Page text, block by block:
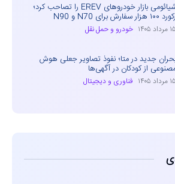
شیائومی بازار خودروهای EREV را تصاحب کرد؛
رکورد ۱۰۰ هزار سفارش برای N70 و N90
۱۵ مرداد ۱۴۰۵ خودرو و حمل نقل
جدید در متا؛ نفوذ تصاویر جعلی هوش
از کودکان در آگهی‌ها
۱۵ مرداد ۱۴۰۵ فناوری و دیجیتال